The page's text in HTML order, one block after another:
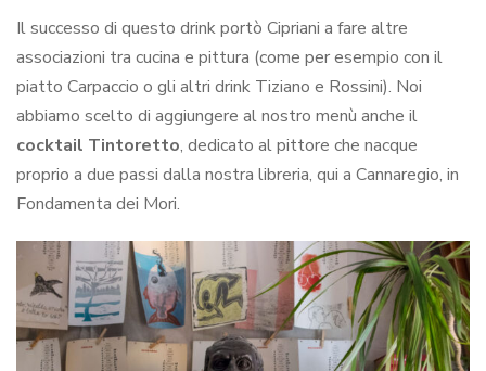
Il successo di questo drink portò Cipriani a fare altre
associazioni tra cucina e pittura (come per esempio con il
piatto Carpaccio o gli altri drink Tiziano e Rossini). Noi
abbiamo scelto di aggiungere al nostro menù anche il
cocktail Tintoretto, dedicato al pittore che nacque
proprio a due passi dalla nostra libreria, qui a Cannaregio, in
Fondamenta dei Mori.